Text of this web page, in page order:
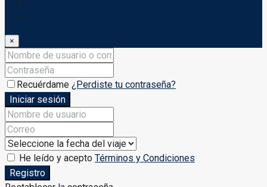
×
Recuérdame ¿Perdiste tu contraseña?
Iniciar sesión
He leído y acepto Términos y Condiciones
Registro